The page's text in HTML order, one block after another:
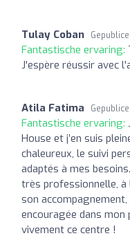
Tulay Coban
Fantastische ervaring:
J'espère réussir avec
Atila Fatima
Fantastische ervaring:
House et j’en suis
chaleureux, le suivi
adaptés à mes
très professionnelle, à
son
encouragée dans mon
vivement ce centre !